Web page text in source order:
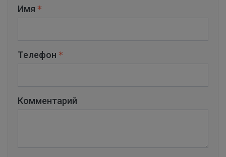
Имя
Телефон
Комментарий